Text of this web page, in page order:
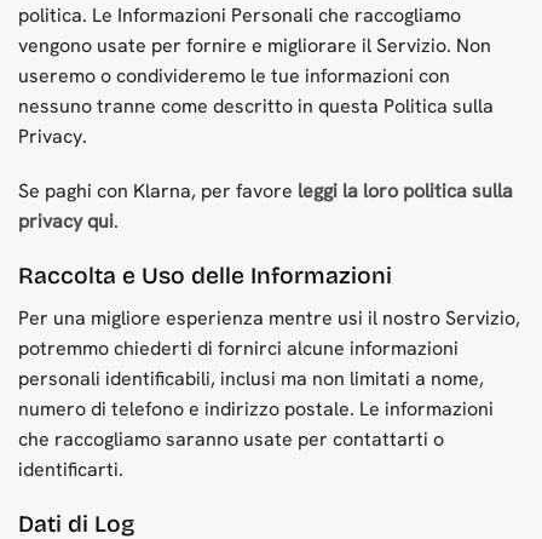
politica. Le Informazioni Personali che raccogliamo
vengono usate per fornire e migliorare il Servizio. Non
useremo o condivideremo le tue informazioni con
nessuno tranne come descritto in questa Politica sulla
Privacy.
Se paghi con Klarna, per favore leggi la loro politica sulla
privacy qui.
Raccolta e Uso delle Informazioni
Per una migliore esperienza mentre usi il nostro Servizio,
potremmo chiederti di fornirci alcune informazioni
personali identificabili, inclusi ma non limitati a nome,
numero di telefono e indirizzo postale. Le informazioni
che raccogliamo saranno usate per contattarti o
identificarti.
Dati di Log